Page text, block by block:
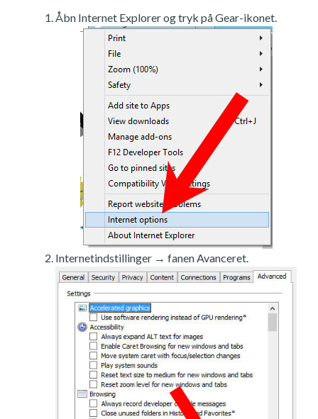
Åbn Internet Explorer og tryk på Gear-ikonet.
Internetindstillinger → fanen Avanceret.